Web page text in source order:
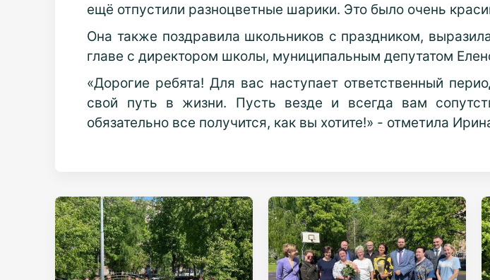
ещё отпустили разноцветные шарики. Это было очень
Она также поздравила школьников с праздником,
главе с директором школы, муниципальным депутатом
«Дорогие ребята! Для вас наступает ответственный
свой путь в жизни. Пусть везде и всегда вам
обязательно все получится, как вы хотите!» - отметила